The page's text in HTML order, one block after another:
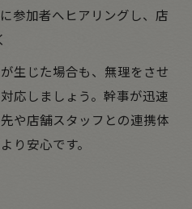
参加者へヒアリングし、店
生じた場合も、無理をさせ
応しましょう。幹事が迅速
や店舗スタッフとの連携体
り安心です。